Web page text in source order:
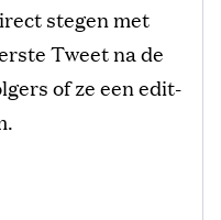
stegen met
Tweet na de
of ze een edit-